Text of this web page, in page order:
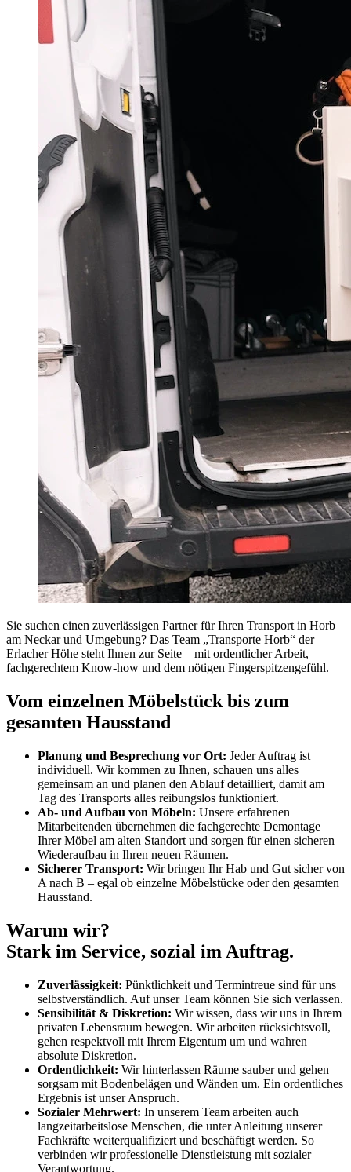
Sie suchen einen zuverlässigen Partner für Ihren Transport in Horb
am Neckar und Umgebung? Das Team „Transporte Horb“ der
Erlacher Höhe steht Ihnen zur Seite – mit ordentlicher Arbeit,
fachgerechtem Know-how und dem nötigen Fingerspitzengefühl.
Vom einzelnen Möbelstück bis zum
gesamten Hausstand
Planung und Besprechung vor Ort: Jeder Auftrag ist
individuell. Wir kommen zu Ihnen, schauen uns alles
gemeinsam an und planen den Ablauf detailliert, damit am
Tag des Transports alles reibungslos funktioniert.
Ab- und Aufbau von Möbeln: Unsere erfahrenen
Mitarbeitenden übernehmen die fachgerechte Demontage
Ihrer Möbel am alten Standort und sorgen für einen sicheren
Wiederaufbau in Ihren neuen Räumen.
Sicherer Transport: Wir bringen Ihr Hab und Gut sicher von
A nach B – egal ob einzelne Möbelstücke oder den gesamten
Hausstand.
Warum wir?
Stark im Service, sozial im Auftrag.
Zuverlässigkeit: Pünktlichkeit und Termintreue sind für uns
selbstverständlich. Auf unser Team können Sie sich verlassen.
Sensibilität & Diskretion: Wir wissen, dass wir uns in Ihrem
privaten Lebensraum bewegen. Wir arbeiten rücksichtsvoll,
gehen respektvoll mit Ihrem Eigentum um und wahren
absolute Diskretion.
Ordentlichkeit: Wir hinterlassen Räume sauber und gehen
sorgsam mit Bodenbelägen und Wänden um. Ein ordentliches
Ergebnis ist unser Anspruch.
Sozialer Mehrwert: In unserem Team arbeiten auch
langzeitarbeitslose Menschen, die unter Anleitung unserer
Fachkräfte weiterqualifiziert und beschäftigt werden. So
verbinden wir professionelle Dienstleistung mit sozialer
Verantwortung.